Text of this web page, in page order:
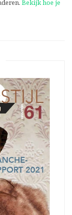
Bekijk hoe je